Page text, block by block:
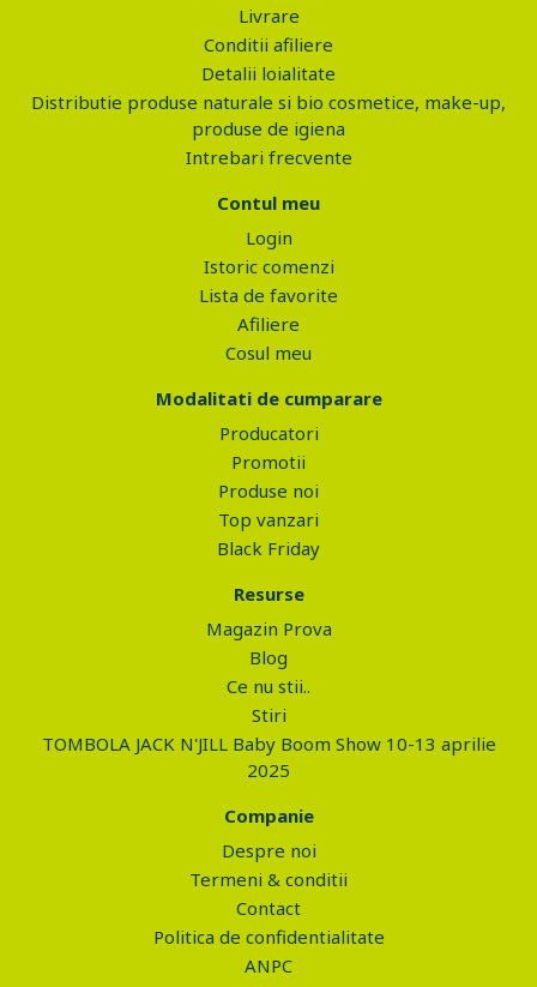
Livrare
Conditii afiliere
Detalii loialitate
Distributie produse naturale si bio cosmetice, make-up,
produse de igiena
Intrebari frecvente
Contul meu
Login
Istoric comenzi
Lista de favorite
Afiliere
Cosul meu
Modalitati de cumparare
Producatori
Promotii
Produse noi
Top vanzari
Black Friday
Resurse
Magazin Prova
Blog
Ce nu stii..
Stiri
TOMBOLA JACK N'JILL Baby Boom Show 10-13 aprilie
2025
Companie
Despre noi
Termeni & conditii
Contact
Politica de confidentialitate
ANPC